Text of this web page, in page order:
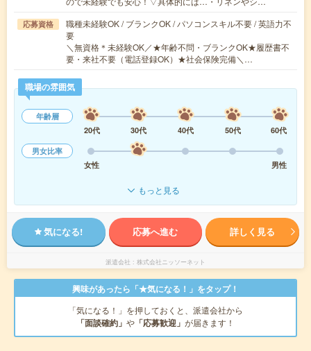
応募資格
職種未経験OK / ブランクOK / パソコンスキル不要 / 英語力不
要
＼無資格＊未経験OK／★年齢不問・ブランクOK★履歴書不
要・来社不要（電話登録OK）★社会保険完備＼…
職場の雰囲気
年齢層
20代
30代 40代 50代
60代
男女比率
女性
男性
もっと見る
気になる! 応募へ進む 詳しく見る
派遣会社 株式会社ニッソーネット
興味があったら「★気になる！」をタップ！
「気になる！」を押しておくと、派遣会社から
「面談確約」 や 「応募歓迎」 が届きます！